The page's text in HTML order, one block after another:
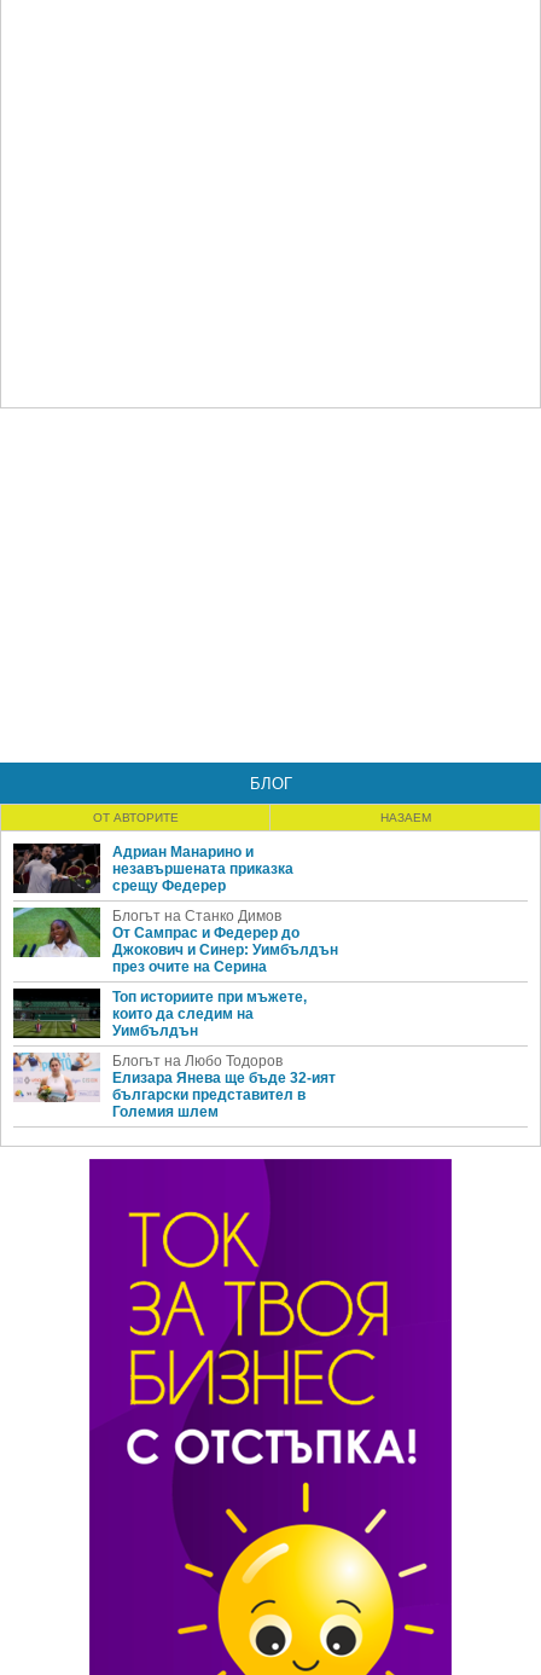
БЛОГ
ОТ АВТОРИТЕ НАЗАЕМ
Адриан Манарино и
незавършената приказка
срещу Федерер
Блогът на Станко Димов
От Сампрас и Федерер до
Джокович и Синер: Уимбълдън
през очите на Серина
Топ историите при мъжете,
които да следим на
Уимбълдън
Блогът на Любо Тодоров
Елизара Янева ще бъде 32-ият
български представител в
Големия шлем